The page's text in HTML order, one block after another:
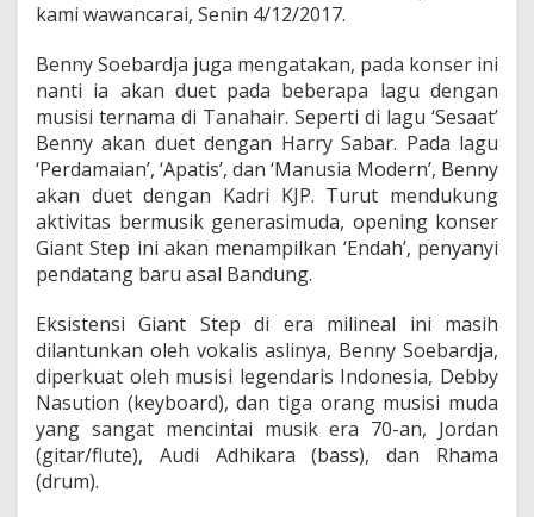
kami wawancarai, Senin 4/12/2017.
Benny Soebardja juga mengatakan, pada konser ini
nanti ia akan duet pada beberapa lagu dengan
musisi ternama di Tanahair. Seperti di lagu ‘Sesaat’
Benny akan duet dengan Harry Sabar. Pada lagu
‘Perdamaian’, ‘Apatis’, dan ‘Manusia Modern’, Benny
akan duet dengan Kadri KJP. Turut mendukung
aktivitas bermusik generasimuda, opening konser
Giant Step ini akan menampilkan ‘Endah’, penyanyi
pendatang baru asal Bandung.
Eksistensi Giant Step di era milineal ini masih
dilantunkan oleh vokalis aslinya, Benny Soebardja,
diperkuat oleh musisi legendaris Indonesia, Debby
Nasution (keyboard), dan tiga orang musisi muda
yang sangat mencintai musik era 70-an, Jordan
(gitar/flute), Audi Adhikara (bass), dan Rhama
(drum).